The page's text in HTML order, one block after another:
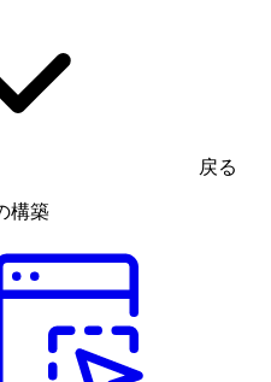
戻る
構築